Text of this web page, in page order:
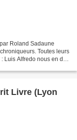
Roland Sadaune
Toutes leurs
Luis Alfredo nous en dit
Livre (Lyon